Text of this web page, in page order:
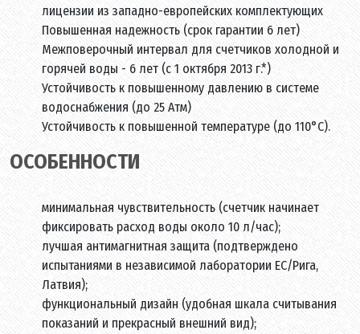
лицензии из западно-европейских комплектующих
Повышенная надежность(срок гарантии 6 лет)
Межповерочный интервал для счетчиков холодной и
горячей воды - 6 лет (c 1 октября 2013 г.*)
Устойчивость к повышенному давлению в системе
водоснабжения (до 25 Атм)
Устойчивость к повышенной температуре (до 110°С).
ОСОБЕННОСТИ
минимальная чувствительность (счетчик начинает
фиксировать расход воды около 10 л/час);
лучшая антимагнитная защита (подтверждено
испытаниями в независимой лаборатории ЕС/Рига,
Латвия);
функциональный дизайн (удобная шкала считывания
показаний и прекрасный внешний вид);